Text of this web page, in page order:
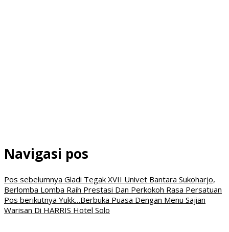
Navigasi pos
Pos sebelumnya Gladi Tegak XVII Univet Bantara Sukoharjo,
Berlomba Lomba Raih Prestasi Dan Perkokoh Rasa Persatuan
Pos berikutnya Yukk…Berbuka Puasa Dengan Menu Sajian
Warisan Di HARRIS Hotel Solo